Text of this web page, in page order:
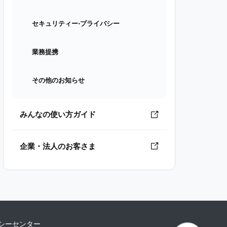
セキュリティー⋅プライバシー
業務提携
その他のお知らせ
みんなの使い方ガイド
企業・法人のお客さま
ーセンター